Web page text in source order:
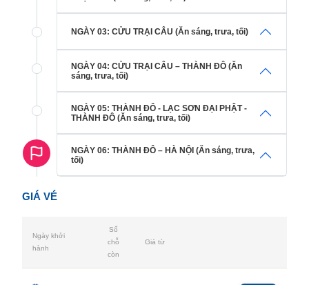
NGÀY 03: CỬU TRẠI CÂU (Ăn sáng, trưa, tối)
NGÀY 04: CỬU TRẠI CÂU – THÀNH ĐÔ (Ăn
sáng, trưa, tối)
NGÀY 05: THÀNH ĐÔ - LẠC SƠN ĐẠI PHẬT -
THÀNH ĐÔ (Ăn sáng, trưa, tối)
NGÀY 06: THÀNH ĐÔ – HÀ NỘI (Ăn sáng, trưa,
tối)
GIÁ VÉ
Ngày khởi
hành
Số
chỗ
còn
Giá từ